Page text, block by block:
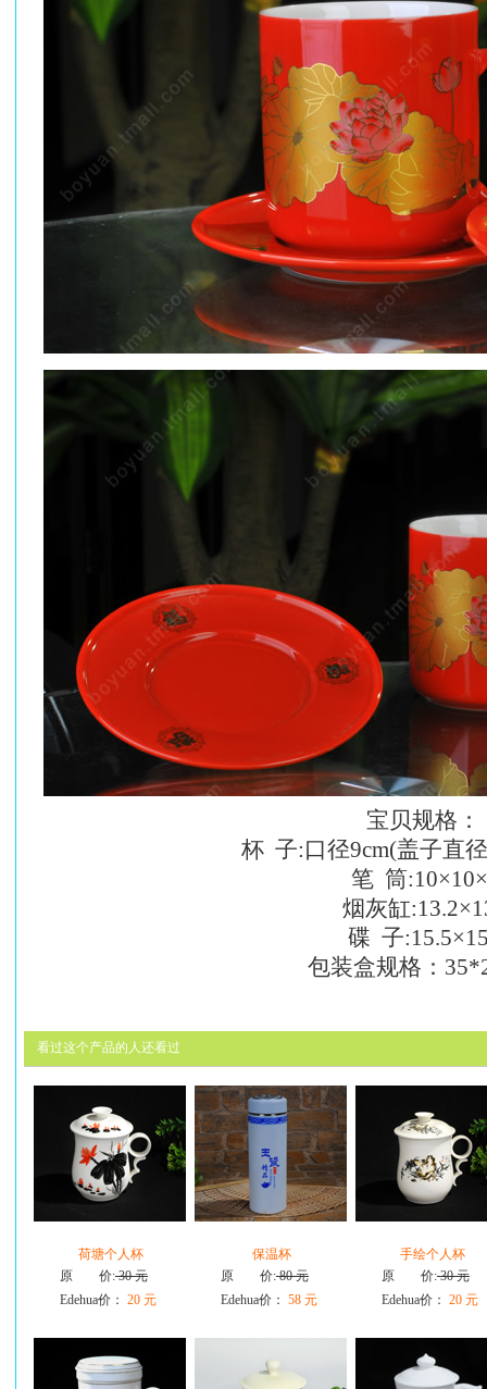
宝贝规格：
杯 子:口径9cm(盖子直径
笔 筒
烟灰缸
碟 子
包装盒规格：
看过这个产品的人还看过
荷塘个人杯
原 价:30 元
Edehua价： 20 元
保温杯
原 价:80 元
Edehua价： 58 元
手绘个人杯
原 价:30 元
Edehua价： 20 元